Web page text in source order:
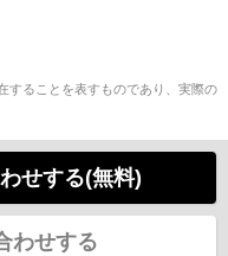
することを表すものであり、実際の
せする(無料)
わせする